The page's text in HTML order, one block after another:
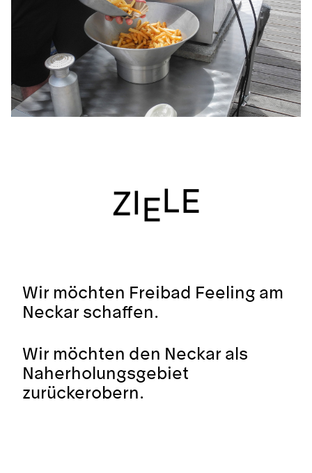
ZIELE
Wir möchten Freibad Feeling am
Neckar schaffen.
Wir möchten den Neckar als
Naherholungsgebiet
zurückerobern.